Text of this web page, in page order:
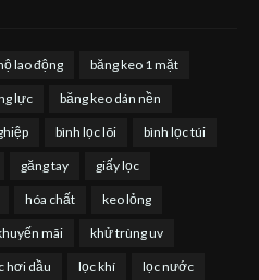
lao động băng keo 1 mặt
lực băng keo dán nền
bình lọc lõi bình lọc túi
găng tay giấy lọc
hóa chất keo lỏng
mãi khử trùng uv
hơi dầu lọc khí lọc nước